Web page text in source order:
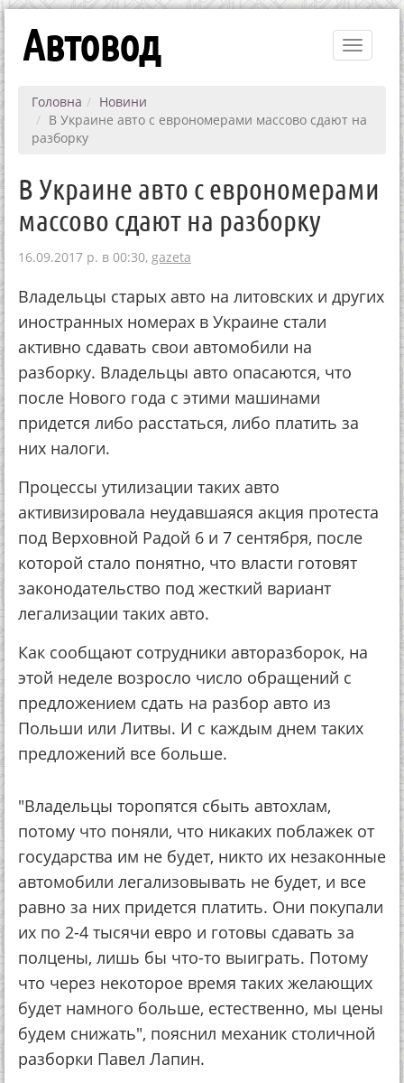
Toggle
Автовод
Головна
Новини
В Украине авто с еврономерами массово сдают на
разборку
В Украине авто с еврономерами
массово сдают на разборку
16.09.2017 р. в 00:30, gazeta
Владельцы старых авто на литовских и других
иностранных номерах в Украине стали
активно сдавать свои автомобили на
разборку. Владельцы авто опасаются, что
после Нового года с этими машинами
придется либо расстаться, либо платить за
них налоги.
Процессы утилизации таких авто
активизировала неудавшаяся акция протеста
под Верховной Радой 6 и 7 сентября, после
которой стало понятно, что власти готовят
законодательство под жесткий вариант
легализации таких авто.
Как сообщают сотрудники авторазборок, на
этой неделе возросло число обращений с
предложением сдать на разбор авто из
Польши или Литвы. И с каждым днем таких
предложений все больше.
"Владельцы торопятся сбыть автохлам,
потому что поняли, что никаких поблажек от
государства им не будет, никто их незаконные
автомобили легализовывать не будет, и все
равно за них придется платить. Они покупали
их по 2-4 тысячи евро и готовы сдавать за
полцены, лишь бы что-то выиграть. Потому
что через некоторое время таких желающих
будет намного больше, естественно, мы цены
будем снижать", пояснил механик столичной
разборки Павел Лапин.